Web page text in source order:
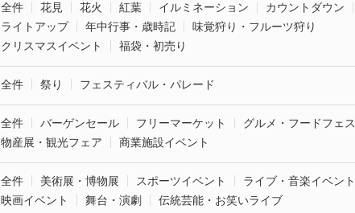
全件 花見 花火 紅葉 イルミネーション カウントダウン
ライトアップ
年中行事・歳時記
味覚狩り・フルーツ狩り
クリスマスイベント
福袋・初売り
全件 祭り フェスティバル・パレード
全件 バーゲンセール フリーマーケット
グルメ・フードフェス
物産展・観光フェア
商業施設イベント
全件 美術展・博物展 スポーツイベント
ライブ・音楽イベント
映画イベント
舞台・演劇 伝統芸能・お笑いライブ